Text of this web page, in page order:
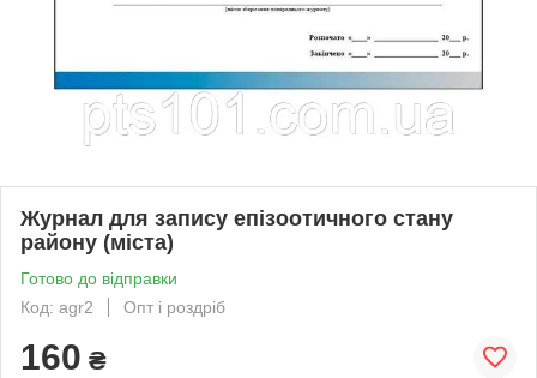
Журнал для запису епізоотичного стану
району (міста)
Готово до відправки
Код: agr2
Опт і роздріб
160 ₴